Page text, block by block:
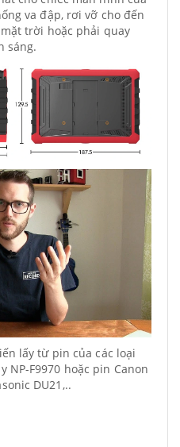
va đập, rơi vỡ cho đến
trời hoặc phải quay
sáng.
lấy từ pin của các loại
NP-F9970 hoặc pin Canon
DU21,..